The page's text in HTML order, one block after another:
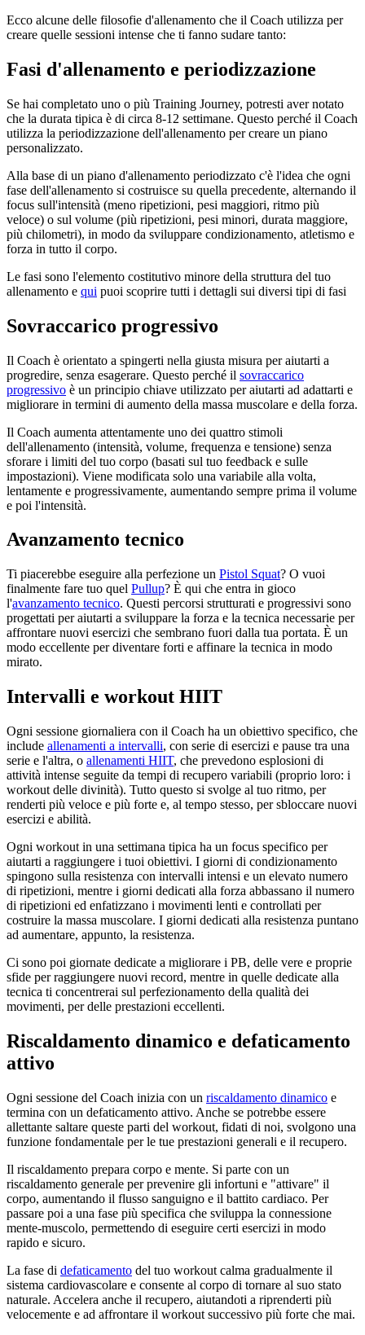
Ecco alcune delle filosofie d'allenamento che il Coach utilizza per
creare quelle sessioni intense che ti fanno sudare tanto:
Fasi d'allenamento e periodizzazione
Se hai completato uno o più Training Journey, potresti aver notato
che la durata tipica è di circa 8-12 settimane. Questo perché il Coach
utilizza la periodizzazione dell'allenamento per creare un piano
personalizzato.
Alla base di un piano d'allenamento periodizzato c'è l'idea che ogni
fase dell'allenamento si costruisce su quella precedente, alternando il
focus sull'intensità (meno ripetizioni, pesi maggiori, ritmo più
veloce) o sul volume (più ripetizioni, pesi minori, durata maggiore,
più chilometri), in modo da sviluppare condizionamento, atletismo e
forza in tutto il corpo.
Le fasi sono l'elemento costitutivo minore della struttura del tuo
allenamento e qui puoi scoprire tutti i dettagli sui diversi tipi di fasi
Sovraccarico progressivo
Il Coach è orientato a spingerti nella giusta misura per aiutarti a
progredire, senza esagerare. Questo perché il sovraccarico
progressivo è un principio chiave utilizzato per aiutarti ad adattarti e
migliorare in termini di aumento della massa muscolare e della forza.
Il Coach aumenta attentamente uno dei quattro stimoli
dell'allenamento (intensità, volume, frequenza e tensione) senza
sforare i limiti del tuo corpo (basati sul tuo feedback e sulle
impostazioni). Viene modificata solo una variabile alla volta,
lentamente e progressivamente, aumentando sempre prima il volume
e poi l'intensità.
Avanzamento tecnico
Ti piacerebbe eseguire alla perfezione un Pistol Squat? O vuoi
finalmente fare tuo quel Pullup? È qui che entra in gioco
l'avanzamento tecnico. Questi percorsi strutturati e progressivi sono
progettati per aiutarti a sviluppare la forza e la tecnica necessarie per
affrontare nuovi esercizi che sembrano fuori dalla tua portata. È un
modo eccellente per diventare forti e affinare la tecnica in modo
mirato.
Intervalli e workout HIIT
Ogni sessione giornaliera con il Coach ha un obiettivo specifico, che
include allenamenti a intervalli, con serie di esercizi e pause tra una
serie e l'altra, o allenamenti HIIT, che prevedono esplosioni di
attività intense seguite da tempi di recupero variabili (proprio loro: i
workout delle divinità). Tutto questo si svolge al tuo ritmo, per
renderti più veloce e più forte e, al tempo stesso, per sbloccare nuovi
esercizi e abilità.
Ogni workout in una settimana tipica ha un focus specifico per
aiutarti a raggiungere i tuoi obiettivi. I giorni di condizionamento
spingono sulla resistenza con intervalli intensi e un elevato numero
di ripetizioni, mentre i giorni dedicati alla forza abbassano il numero
di ripetizioni ed enfatizzano i movimenti lenti e controllati per
costruire la massa muscolare. I giorni dedicati alla resistenza puntano
ad aumentare, appunto, la resistenza.
Ci sono poi giornate dedicate a migliorare i PB, delle vere e proprie
sfide per raggiungere nuovi record, mentre in quelle dedicate alla
tecnica ti concentrerai sul perfezionamento della qualità dei
movimenti, per delle prestazioni eccellenti.
Riscaldamento dinamico e defaticamento
attivo
Ogni sessione del Coach inizia con un riscaldamento dinamico e
termina con un defaticamento attivo. Anche se potrebbe essere
allettante saltare queste parti del workout, fidati di noi, svolgono una
funzione fondamentale per le tue prestazioni generali e il recupero.
Il riscaldamento prepara corpo e mente. Si parte con un
riscaldamento generale per prevenire gli infortuni e "attivare" il
corpo, aumentando il flusso sanguigno e il battito cardiaco. Per
passare poi a una fase più specifica che sviluppa la connessione
mente-muscolo, permettendo di eseguire certi esercizi in modo
rapido e sicuro.
La fase di defaticamento del tuo workout calma gradualmente il
sistema cardiovascolare e consente al corpo di tornare al suo stato
naturale. Accelera anche il recupero, aiutandoti a riprenderti più
velocemente e ad affrontare il workout successivo più forte che mai.